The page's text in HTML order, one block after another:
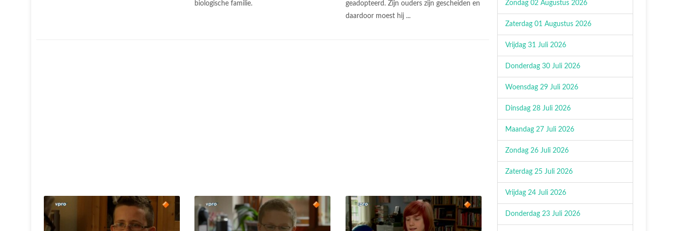
biologische familie.
geadopteerd. Zijn ouders zijn gescheiden en
daardoor moest hij ...
Zondag 02 Augustus 2026
Zaterdag 01 Augustus 2026
Vrijdag 31 Juli 2026
Donderdag 30 Juli 2026
Woensdag 29 Juli 2026
Dinsdag 28 Juli 2026
Maandag 27 Juli 2026
Zondag 26 Juli 2026
Zaterdag 25 Juli 2026
Vrijdag 24 Juli 2026
Donderdag 23 Juli 2026